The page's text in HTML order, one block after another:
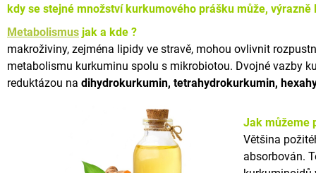
kdy se stejné množství kurkumového prášku může,
Metabolismus jak a kde ?
makroživiny, zejména lipidy ve stravě, mohou ovlivnit
metabolismu kurkuminu spolu s mikrobiotou. Dvojné vazby
reduktázou na dihydrokurkumin, tetrahydrokurkumin,
Jak můžeme
Většina
absorbován.